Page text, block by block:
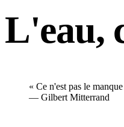
L'eau,
« Ce n'est pas le
— Gilbert Mitterrand